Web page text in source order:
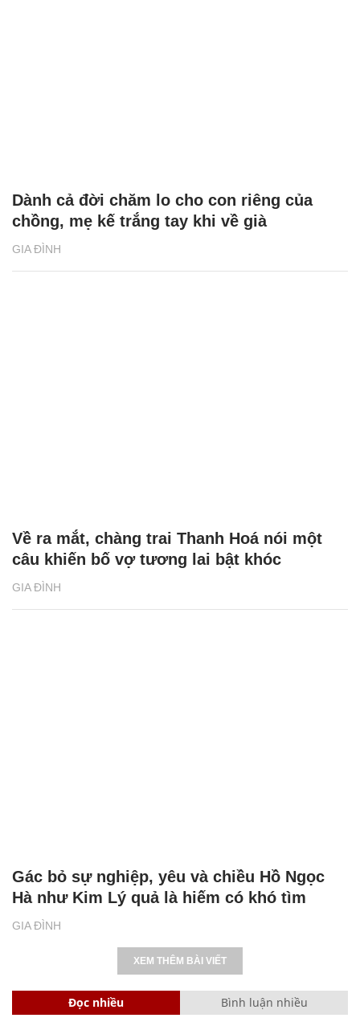
GIA ĐÌNH
Dành cả đời chăm lo cho con riêng của
chồng, mẹ kế trắng tay khi về già
GIA ĐÌNH
Về ra mắt, chàng trai Thanh Hoá nói một
câu khiến bố vợ tương lai bật khóc
GIA ĐÌNH
Gác bỏ sự nghiệp, yêu và chiều Hồ Ngọc
Hà như Kim Lý quả là hiếm có khó tìm
XEM THÊM BÀI VIẾT
Đọc nhiều Bình luận nhiều